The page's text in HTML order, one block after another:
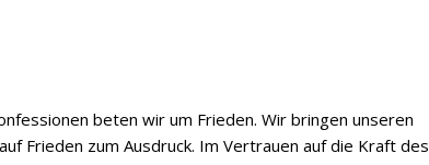
beten wir um Frieden. Wir bringen unseren
Frieden zum Ausdruck. Im Vertrauen auf die Kraft des